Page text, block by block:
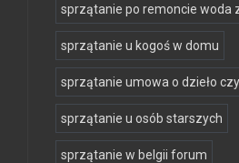
sprzątanie po remoncie woda
sprzątanie u kogoś w domu
sprzątanie umowa o dzieło
sprzątanie u osób starszych
sprzątanie w belgii forum